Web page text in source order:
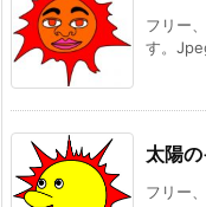
フリー
す。
太陽の
フリー